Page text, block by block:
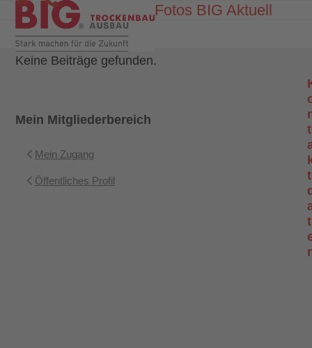
content
Open
mobile
menu
Close
mobile
menu
Fotos BIG Aktuell
Keine Beiträge gefunden.
Mein Mitgliederbereich
Mein Zugang
Öffentliches Profil
t
t
t